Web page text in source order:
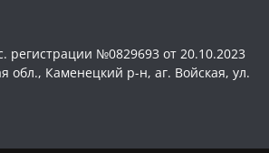
регистрации №0829693 от 20.10.2023
обл., Каменецкий р-н, аг. Войская, ул.